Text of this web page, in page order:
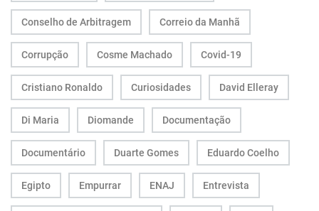
Conselho de Arbitragem Correio da Manhã
Corrupção Cosme Machado Covid-19
Cristiano Ronaldo Curiosidades David Elleray
Di Maria Diomande Documentação
Documentário Duarte Gomes Eduardo Coelho
Egipto Empurrar ENAJ Entrevista